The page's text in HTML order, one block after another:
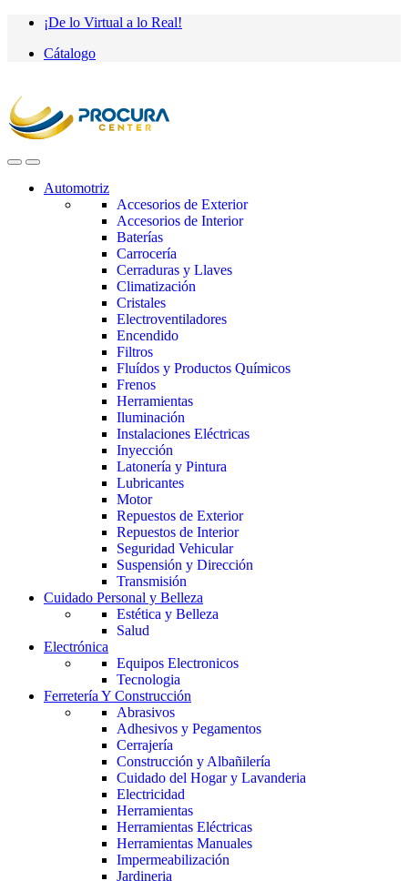
Saltar
navegación
saltar
contenido
¡De lo Virtual a lo Real!
Cátalogo
Automotriz
Accesorios de Exterior
Accesorios de Interior
Baterías
Carrocería
Cerraduras y Llaves
Climatización
Cristales
Electroventiladores
Encendido
Filtros
Fluídos y Productos Químicos
Frenos
Herramientas
Iluminación
Instalaciones Eléctricas
Inyección
Latonería y Pintura
Lubricantes
Motor
Repuestos de Exterior
Repuestos de Interior
Seguridad Vehicular
Suspensión y Dirección
Transmisión
Cuidado Personal y Belleza
Estética y Belleza
Salud
Electrónica
Equipos Electronicos
Tecnologia
Ferretería Y Construcción
Abrasivos
Adhesivos y Pegamentos
Cerrajería
Construcción y Albañilería
Cuidado del Hogar y Lavanderia
Electricidad
Herramientas
Herramientas Eléctricas
Herramientas Manuales
Impermeabilización
Jardineria